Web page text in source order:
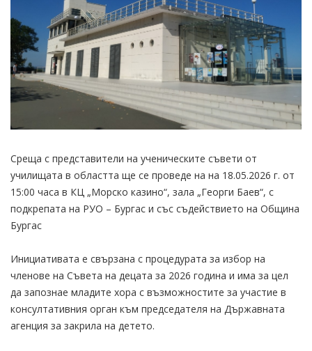
Среща с представители на ученическите съвети от
училищата в областта ще се проведе на на 18.05.2026 г. от
15:00 часа в КЦ „Морско казино“, зала „Георги Баев“, с
подкрепата на РУО – Бургас и със съдействието на Община
Бургас
Инициативата е свързана с процедурата за избор на
членове на Съвета на децата за 2026 година и има за цел
да запознае младите хора с възможностите за участие в
консултативния орган към председателя на Държавната
агенция за закрила на детето.